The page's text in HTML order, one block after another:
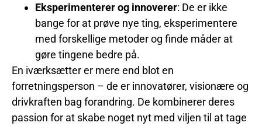
Eksperimenterer og innoverer: De er ikke
bange for at prøve nye ting, eksperimentere
med forskellige metoder og finde måder at
gøre tingene bedre på.
En iværksætter er mere end blot en
forretningsperson – de er innovatører, visionære og
drivkraften bag forandring. De kombinerer deres
passion for at skabe noget nyt med viljen til at tage